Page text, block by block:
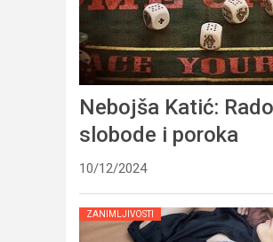
Nebojša Katić:
slobode i poroka
10/12/2024
ZANIMLJIVOSTI